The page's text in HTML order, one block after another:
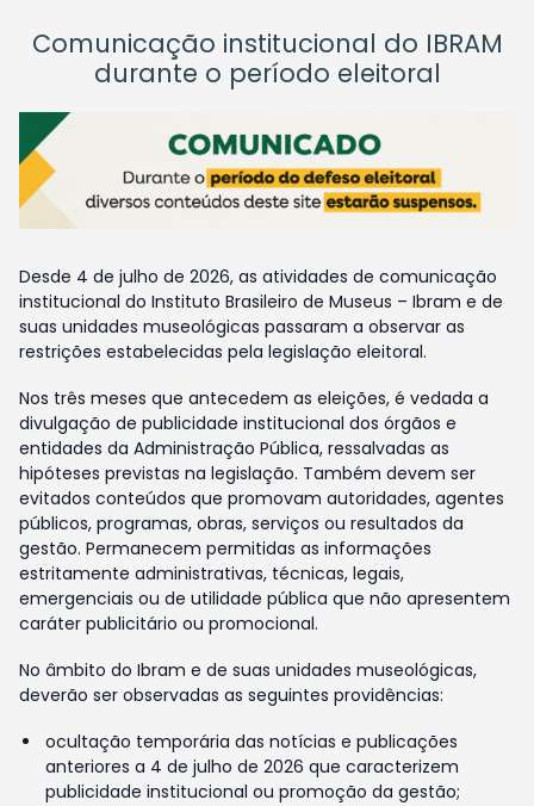
Comunicação institucional do IBRAM
durante o período eleitoral
Desde 4 de julho de 2026, as atividades de comunicação
institucional do Instituto Brasileiro de Museus – Ibram e de
suas unidades museológicas passaram a observar as
restrições estabelecidas pela legislação eleitoral.
Nos três meses que antecedem as eleições, é vedada a
divulgação de publicidade institucional dos órgãos e
entidades da Administração Pública, ressalvadas as
hipóteses previstas na legislação. Também devem ser
evitados conteúdos que promovam autoridades, agentes
públicos, programas, obras, serviços ou resultados da
gestão. Permanecem permitidas as informações
estritamente administrativas, técnicas, legais,
emergenciais ou de utilidade pública que não apresentem
caráter publicitário ou promocional.
No âmbito do Ibram e de suas unidades museológicas,
deverão ser observadas as seguintes providências:
ocultação temporária das notícias e publicações
anteriores a 4 de julho de 2026 que caracterizem
publicidade institucional ou promoção da gestão;